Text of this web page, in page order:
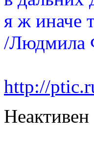
я ж иначе
/Людмила
http://
Неактивен